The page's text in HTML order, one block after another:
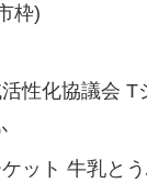
枠)
性化協議会 T
ット 牛乳と